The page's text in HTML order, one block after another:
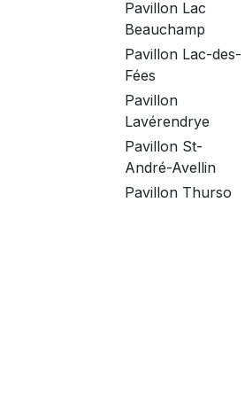
Pavillon Lac
Beauchamp
Pavillon Lac-des-
Fées
Pavillon
Lavérendrye
Pavillon St-
André-Avellin
Pavillon Thurso